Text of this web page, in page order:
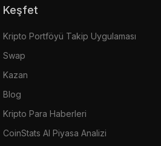
Keşfet
Kripto Portföyü Takip Uygulaması
Swap
Kazan
Blog
Kripto Para Haberleri
CoinStats AI Piyasa Analizi